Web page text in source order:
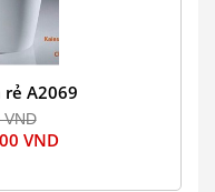
A2069
VND